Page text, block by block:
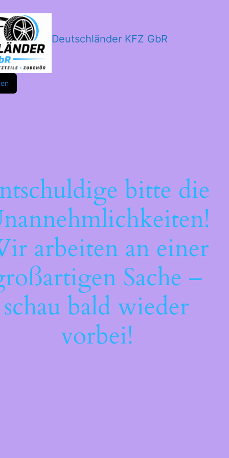
Deutschländer KFZ GbR
bitte die
arbeiten an einer
Sache –
schau bald wieder
vorbei!